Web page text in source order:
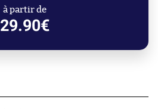
à partir de
29.90€